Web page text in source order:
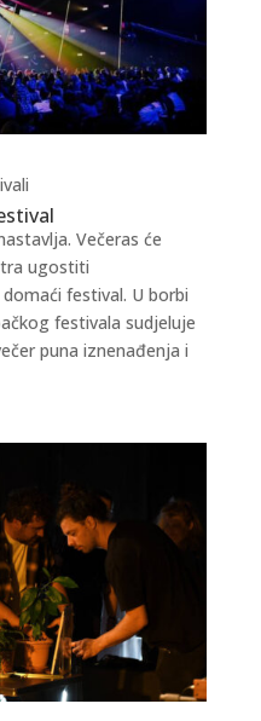
Večeras će
ugostiti
festival. U borbi
festivala sudjeluje
puna iznenađenja i